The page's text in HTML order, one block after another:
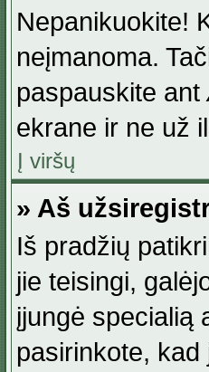
Nepanikuokite!
neįmanoma.
paspauskite ant
ekrane ir ne už
Į viršų
» Aš
Iš pradžių
jie teisingi,
įjungė specialią
pasirinkote,